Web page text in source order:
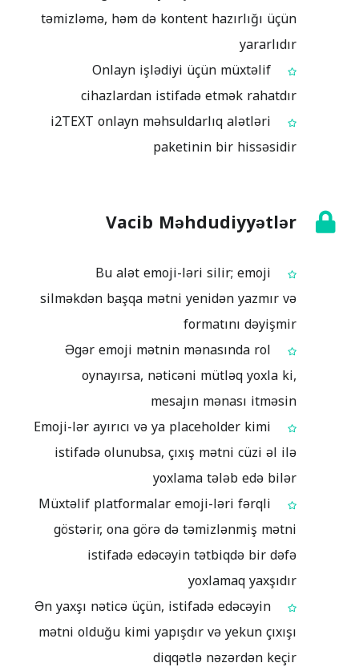
təmizləmə, həm də kontent hazırlığı üçün
yararlıdır
Onlayn işlədiyi üçün müxtəlif
cihazlardan istifadə etmək rahatdır
i2TEXT onlayn məhsuldarlıq alətləri
paketinin bir hissəsidir
Vacib Məhdudiyyətlər
Bu alət emoji-ləri silir; emoji
silməkdən başqa mətni yenidən yazmır və
formatını dəyişmir
Əgər emoji mətnin mənasında rol
oynayırsa, nəticəni mütləq yoxla ki,
mesajın mənası itməsin
Emoji-lər ayırıcı və ya placeholder kimi
istifadə olunubsa, çıxış mətni cüzi əl ilə
yoxlama tələb edə bilər
Müxtəlif platformalar emoji-ləri fərqli
göstərir, ona görə də təmizlənmiş mətni
istifadə edəcəyin tətbiqdə bir dəfə
yoxlamaq yaxşıdır
Ən yaxşı nəticə üçün, istifadə edəcəyin
mətni olduğu kimi yapışdır və yekun çıxışı
diqqətlə nəzərdən keçir